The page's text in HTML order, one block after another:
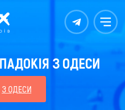
Контакты Меню
З ОДЕСИ
З ОДЕСИ